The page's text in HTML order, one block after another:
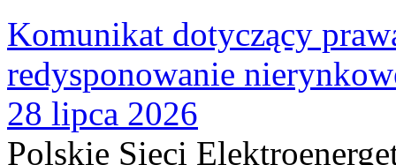
Komunikat dotyczący
redysponowanie
28 lipca 2026
Polskie Sieci